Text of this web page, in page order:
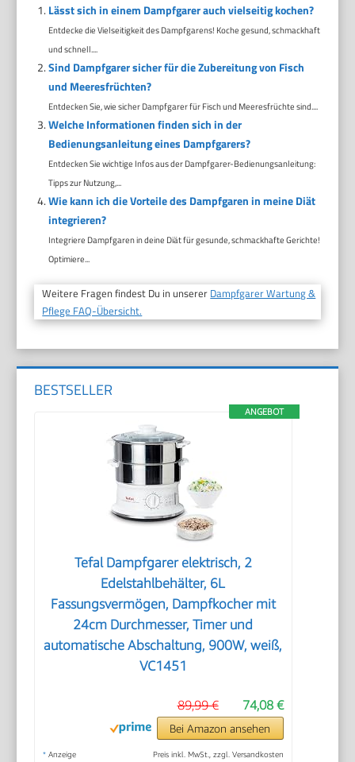
Lässt sich in einem Dampfgarer auch vielseitig kochen?
Entdecke die Vielseitigkeit des Dampfgarens! Koche gesund, schmackhaft
und schnell....
Sind Dampfgarer sicher für die Zubereitung von Fisch
und Meeresfrüchten?
Entdecken Sie, wie sicher Dampfgarer für Fisch und Meeresfrüchte sind....
Welche Informationen finden sich in der
Bedienungsanleitung eines Dampfgarers?
Entdecken Sie wichtige Infos aus der Dampfgarer-Bedienungsanleitung:
Tipps zur Nutzung,...
Wie kann ich die Vorteile des Dampfgaren in meine Diät
integrieren?
Integriere Dampfgaren in deine Diät für gesunde, schmackhafte Gerichte!
Optimiere...
Weitere Fragen findest Du in unserer Dampfgarer Wartung &
Pflege FAQ-Übersicht.
BESTSELLER
ANGEBOT
Tefal Dampfgarer elektrisch, 2
Edelstahlbehälter, 6L
Fassungsvermögen, Dampfkocher mit
24cm Durchmesser, Timer und
automatische Abschaltung, 900W, weiß,
VC1451
74,08 €
89,99 €
Bei Amazon ansehen
* Anzeige Preis inkl. MwSt., zzgl. Versandkosten